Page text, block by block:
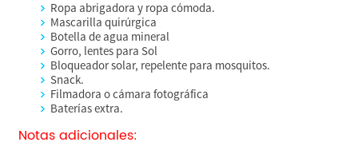
Ropa abrigadora y ropa cómoda.
Mascarilla quirúrgica
Botella de agua mineral
Gorro, lentes para Sol
Bloqueador solar, repelente para mosquitos.
Snack.
Filmadora o cámara fotográfica
Baterías extra.
Notas adicionales: